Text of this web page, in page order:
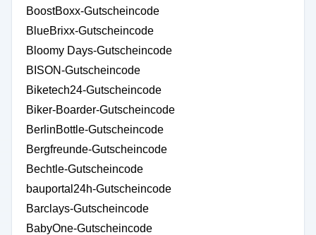
BoostBoxx-Gutscheincode
BlueBrixx-Gutscheincode
Bloomy Days-Gutscheincode
BISON-Gutscheincode
Biketech24-Gutscheincode
Biker-Boarder-Gutscheincode
BerlinBottle-Gutscheincode
Bergfreunde-Gutscheincode
Bechtle-Gutscheincode
bauportal24h-Gutscheincode
Barclays-Gutscheincode
BabyOne-Gutscheincode